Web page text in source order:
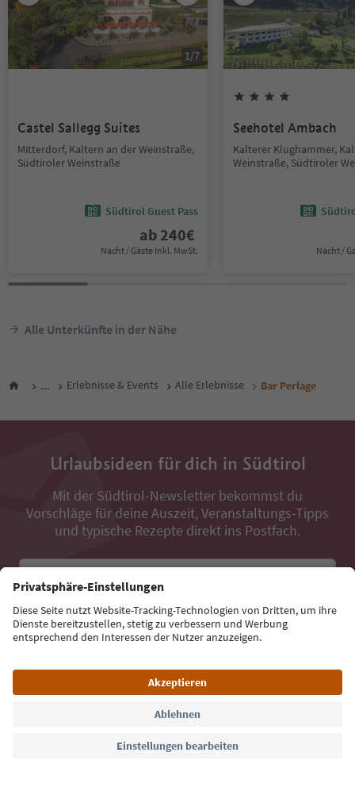
1/7
Castel Sallegg Suites
Mitterdorf, Kaltern an der Weinstraße,
Südtiroler Weinstraße
Südtirol Guest Pass
ab 240€
Nacht / Gäste Inkl. MwSt.
Seehotel Ambach
Kalterer Klughammer,
Weinstraße, Südtiroler
Nacht /
Alle Unterkünfte in der Nähe
... Erlebnisse & Events Alle Erlebnisse Bar Perlage
Urlaubsideen für dich in Südtirol
Mit der Südtirol-Newsletter bekommst du
Vorschläge für deine Auszeit, Veranstaltungs-Tipps
und typische Rezepte direkt ins Postfach.
Jetzt anmelden